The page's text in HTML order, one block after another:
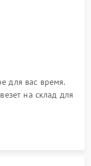
для вас время.
на склад для